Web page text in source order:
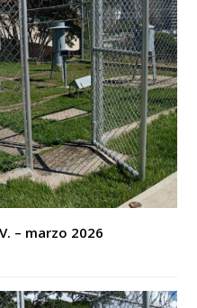
– marzo 2026